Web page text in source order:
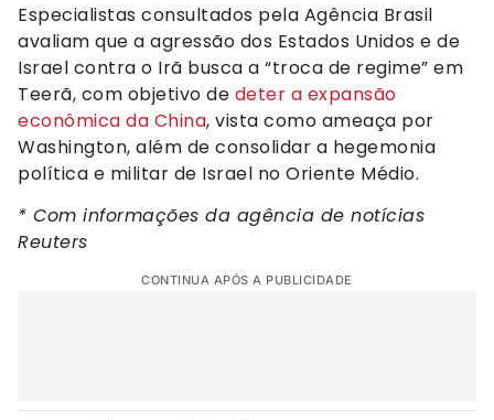
Especialistas consultados pela Agência Brasil
avaliam que a agressão dos Estados Unidos e de
Israel contra o Irã busca a “troca de regime” em
Teerã, com objetivo de deter a expansão
econômica da China, vista como ameaça por
Washington, além de consolidar a hegemonia
política e militar de Israel no Oriente Médio.
* Com informações da agência de notícias
Reuters
CONTINUA APÓS A PUBLICIDADE